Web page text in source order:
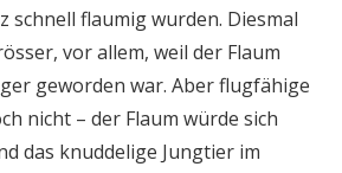
schnell flaumig wurden. Diesmal
vor allem, weil der Flaum
geworden war. Aber flugfähige
nicht – der Flaum würde sich
das knuddelige Jungtier im